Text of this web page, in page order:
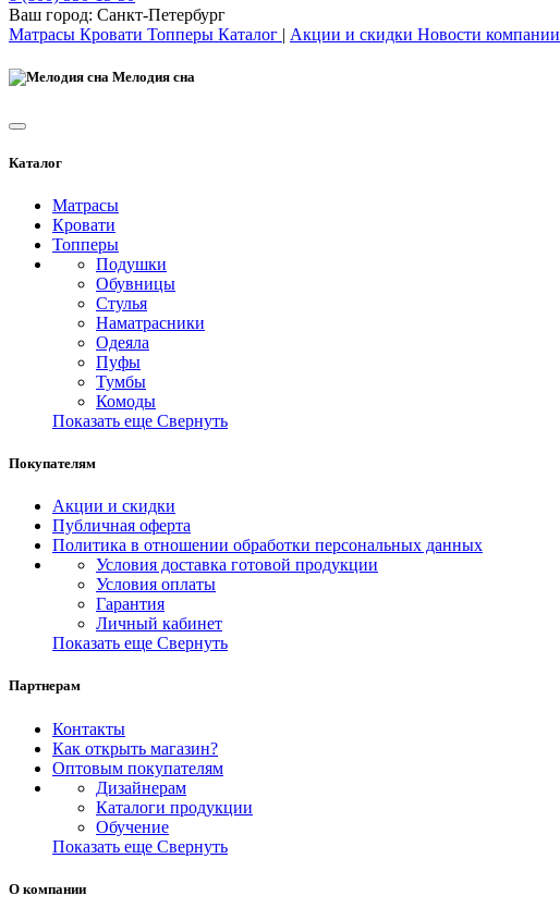
Ваш город: Санкт-Петербург
Матрасы Кровати Топперы Каталог | Акции и скидки Новости компании
Мелодия сна
Каталог
Матрасы
Кровати
Топперы
Подушки
Обувницы
Стулья
Наматрасники
Одеяла
Пуфы
Тумбы
Комоды
Показать еще Свернуть
Покупателям
Акции и скидки
Публичная оферта
Политика в отношении обработки персональных данных
Условия доставка готовой продукции
Условия оплаты
Гарантия
Личный кабинет
Показать еще Свернуть
Партнерам
Контакты
Как открыть магазин?
Оптовым покупателям
Дизайнерам
Каталоги продукции
Обучение
Показать еще Свернуть
О компании